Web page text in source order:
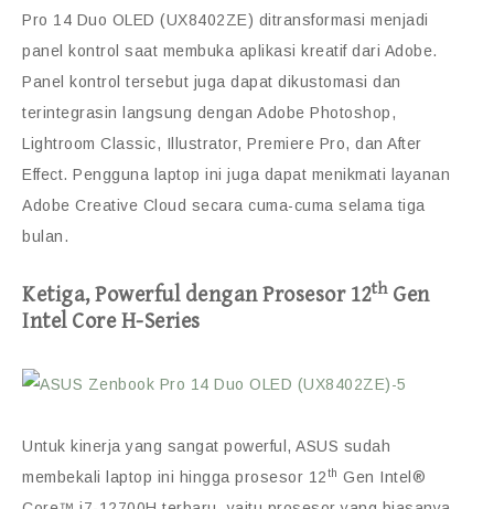
Pro 14 Duo OLED (UX8402ZE) ditransformasi menjadi
panel kontrol saat membuka aplikasi kreatif dari Adobe.
Panel kontrol tersebut juga dapat dikustomasi dan
terintegrasin langsung dengan Adobe Photoshop,
Lightroom Classic, Illustrator, Premiere Pro, dan After
Effect. Pengguna laptop ini juga dapat menikmati layanan
Adobe Creative Cloud secara cuma-cuma selama tiga
bulan.
Ketiga, Powerful dengan Prosesor 12thGen
Intel Core H-Series
Untuk kinerja yang sangat powerful, ASUS sudah
membekali laptop ini hingga prosesor 12th Gen Intel®